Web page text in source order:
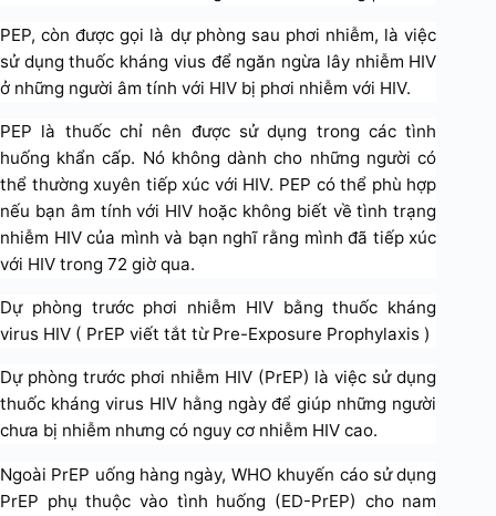
PEP, còn được gọi là dự phòng sau phơi nhiễm, là việc
sử dụng thuốc kháng vius để ngăn ngừa lây nhiễm HIV
ở những người âm tính với HIV bị phơi nhiễm với HIV.
PEP là thuốc chỉ nên được sử dụng trong các tình
huống khẩn cấp. Nó không dành cho những người có
thể thường xuyên tiếp xúc với HIV. PEP có thể phù hợp
nếu bạn âm tính với HIV hoặc không biết về tình trạng
nhiễm HIV của mình và bạn nghĩ rằng mình đã tiếp xúc
với HIV trong 72 giờ qua.
Dự phòng trước phơi nhiễm HIV bằng thuốc kháng
virus HIV ( PrEP viết tắt từ Pre-Exposure Prophylaxis )
Dự phòng trước phơi nhiễm HIV (PrEP) là việc sử dụng
thuốc kháng virus HIV hằng ngày để giúp những người
chưa bị nhiễm nhưng có nguy cơ nhiễm HIV cao.
Ngoài PrEP uống hàng ngày, WHO khuyến cáo sử dụng
PrEP phụ thuộc vào tình huống (ED-PrEP) cho nam